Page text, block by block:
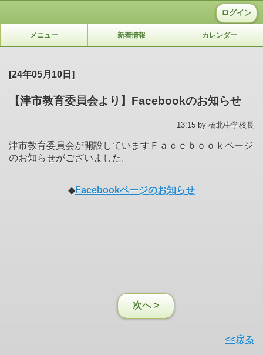
ログイン
メニュー 新着情報 カレンダー
[24年05月10日]
【津市教育委員会より】Facebookのお知らせ
13:15 by 橋北中学校長
津市教育委員会が開設していますＦａｃｅｂｏｏｋページ
のお知らせがございました。
◆Facebookページのお知らせ
次へ >
<<戻る